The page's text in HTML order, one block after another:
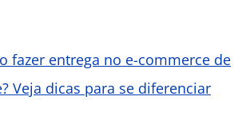
fazer entrega no e-commerce de
Veja dicas para se diferenciar